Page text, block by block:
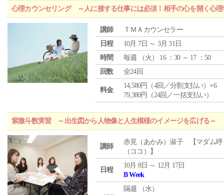
心理カウンセリング ～人に接する仕事には必須！相手の心を開く心理
講師
ＴＭＡカウンセラー
日程
10月 7日 ～ 3月 31日
時間
毎週 （火 ） 16 ：30 ～ 17 ：50
回数
全24回
料金
14,580円（4回／分割支払い）×6
79,380円（24回／一括支払い）
紫微斗数実習 ～出生図から人物像と人生模様のイメージを広げる～
講師
赤見（あかみ）淑子 【マダム呼
（ココ）】
日程
10月 8日 ～ 12月 17日
B Week
隔週 （水）